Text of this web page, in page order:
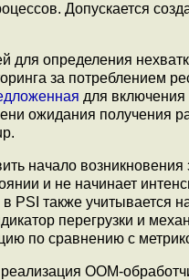
Допускается
для определения
за потреблением
для включения
ожидания получения
начало
и не начинает
PSI также учитывается
перегрузки и
по сравнению с
OOM-